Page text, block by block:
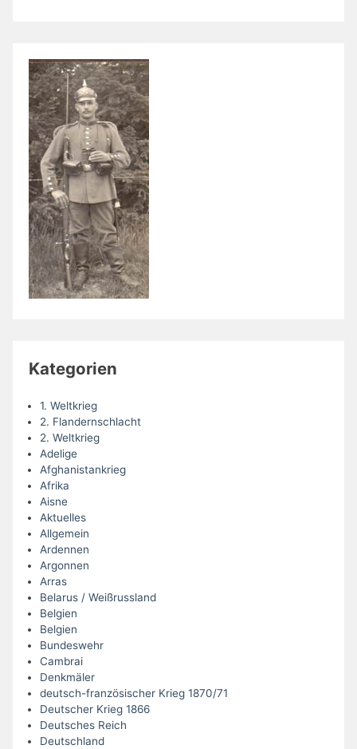
Kategorien
1. Weltkrieg
2. Flandernschlacht
2. Weltkrieg
Adelige
Afghanistankrieg
Afrika
Aisne
Aktuelles
Allgemein
Ardennen
Argonnen
Arras
Belarus / Weißrussland
Belgien
Belgien
Bundeswehr
Cambrai
Denkmäler
deutsch-französischer Krieg 1870/71
Deutscher Krieg 1866
Deutsches Reich
Deutschland